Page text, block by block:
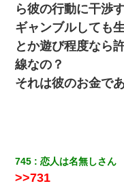
【衝撃】嫁父の会社に勤
らえる会社から誘われた
「離婚！（激怒」
裁判官「お互いに最後に
「…」A「夫を一発殴らせ
だ、再婚して」私「なら
（もう手遅れだったんだ
ら彼の行動に干渉
ギャンブルしても
とか遊び程度なら
線なの？
それは彼のお金で
745 恋人は名無しさん
>>731